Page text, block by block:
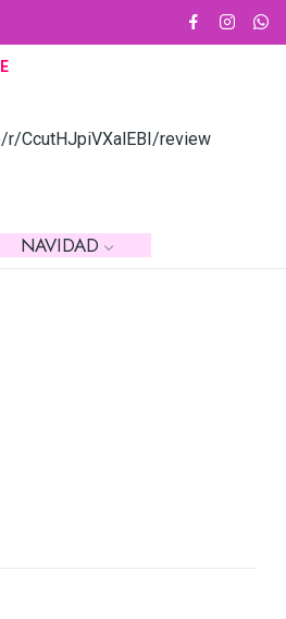
r/CcutHJpiVXalEBI/review
NAVIDAD